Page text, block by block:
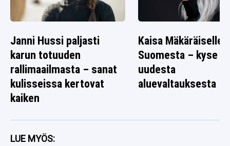
Janni Hussi paljasti
karun totuuden
rallimaailmasta – sanat
kulisseissa kertovat
kaiken
Kaisa Mäkäräiselle
Suomesta – kyse
uudesta
aluevaltauksesta
LUE MYÖS: